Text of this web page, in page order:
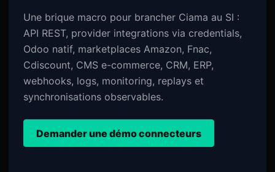
Une brique macro pour brancher Ciama au SI :
API REST, provider integrations via credentials,
Odoo natif, marketplaces Amazon, Fnac,
Cdiscount, CMS e-commerce, CRM, ERP,
webhooks, logs, monitoring, replays et
synchronisations observables.
Demander une démo connecteurs